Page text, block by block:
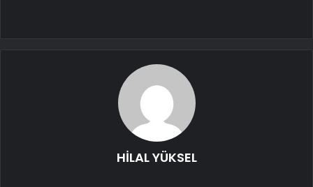
HİLAL YÜKSEL